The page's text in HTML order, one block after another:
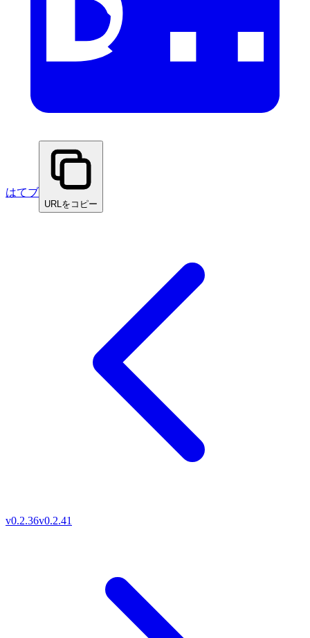
はてブ
URLをコピー
v0.2.36v0.2.41